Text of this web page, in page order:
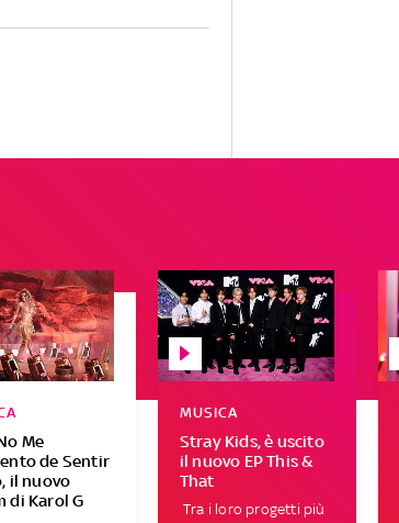
Me
de Sentir
il nuovo
di Karol G
Stray Kids, è uscito
il nuovo EP This &
That
MUSICA
Tra i loro progetti più